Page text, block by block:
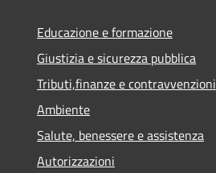
Educazione e formazione
Giustizia e sicurezza pubblica
Tributi,finanze e contravvenzioni
Ambiente
Salute, benessere e assistenza
Autorizzazioni